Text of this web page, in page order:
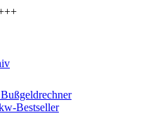
Bußgeldrechner
Bestseller